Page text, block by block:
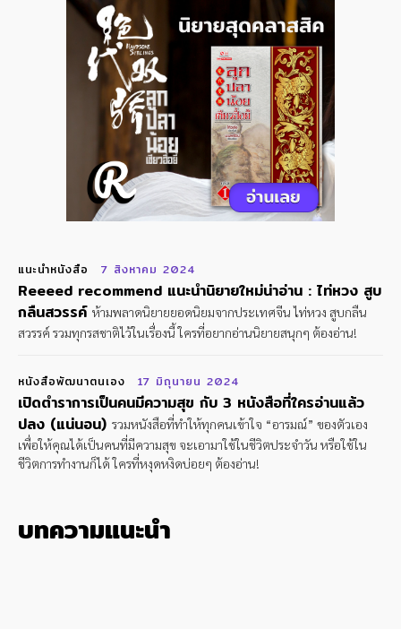
แนะนำหนังสือ 7 สิงหาคม 2024
Reeeed recommend แนะนำนิยายใหม่น่าอ่าน : ไท่หวง สูบ
กลืนสวรรค์ ห้ามพลาดนิยายยอดนิยมจากประเทศจีน ไท่หวง สูบกลืน
สวรรค์ รวมทุกรสชาติไว้ในเรื่องนี้ ใครที่อยากอ่านนิยายสนุกๆ ต้องอ่าน!
หนังสือพัฒนาตนเอง 17 มิถุนายน 2024
เปิดตำราการเป็นคนมีความสุข กับ 3 หนังสือที่ใครอ่านแล้ว
ปลง (แน่นอน) รวมหนังสือที่ทำให้ทุกคนเข้าใจ “อารมณ์” ของตัวเอง
เพื่อให้คุณได้เป็นคนที่มีความสุข จะเอามาใช้ในชีวิตประจำวัน หรือใช้ใน
ชีวิตการทำงานก็ได้ ใครที่หงุดหงิดบ่อยๆ ต้องอ่าน!
บทความแนะนำ